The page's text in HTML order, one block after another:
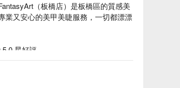
（板橋店）是板橋區的質感美
業又安心的美甲美睫服務，一切都漂漂
星好評。
保養、翹睫術等服務。
永久紋繡，美甲流程皆包含基礎護
油按摩等貼心服務。